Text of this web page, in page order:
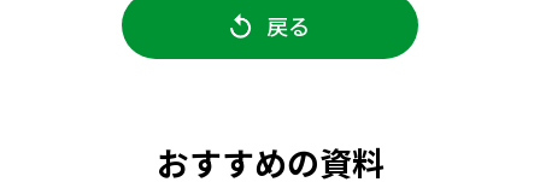
戻る
おすすめの資料